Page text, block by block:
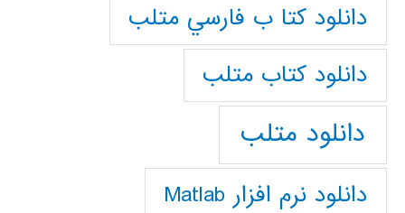
دانلود كتا ب فارسي متلب
دانلود كتاب متلب
دانلود متلب
دانلود نرم افزار Matlab